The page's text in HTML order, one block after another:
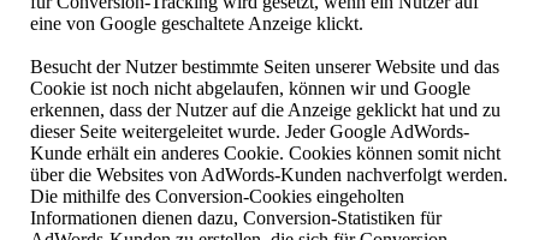
eine von Google geschaltete Anzeige klickt.
Besucht der Nutzer bestimmte Seiten unserer Website und das
Cookie ist noch nicht abgelaufen, können wir und Google
erkennen, dass der Nutzer auf die Anzeige geklickt hat und zu
dieser Seite weitergeleitet wurde. Jeder Google AdWords-
Kunde erhält ein anderes Cookie. Cookies können somit nicht
über die Websites von AdWords-Kunden nachverfolgt werden.
Die mithilfe des Conversion-Cookies eingeholten
Informationen dienen dazu, Conversion-Statistiken für